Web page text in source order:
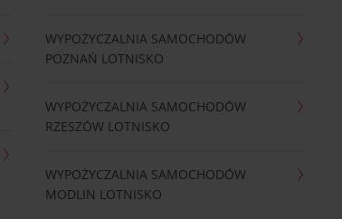
WYPOŻYCZALNIA SAMOCHODÓW
POZNAŃ LOTNISKO
WYPOŻYCZALNIA SAMOCHODÓW
RZESZÓW LOTNISKO
WYPOŻYCZALNIA SAMOCHODÓW
MODLIN LOTNISKO